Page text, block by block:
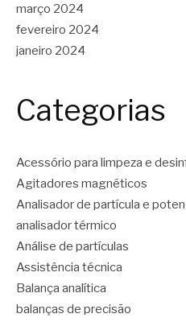
março 2024
fevereiro 2024
janeiro 2024
Categorias
Acessório para limpeza e
Agitadores magnéticos
Analisador de partícula e
analisador térmico
Análise de partículas
Assistência técnica
Balança analítica
balanças de precisão